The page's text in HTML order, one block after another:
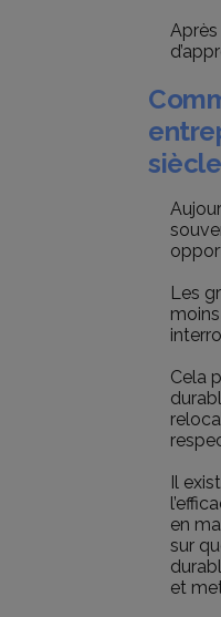
Après
Les
Cela
Il
en
sur
et